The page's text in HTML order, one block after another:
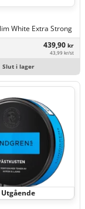
White Extra Strong
439,90 kr
43,99 kr/st
Slut i lager
Utgående